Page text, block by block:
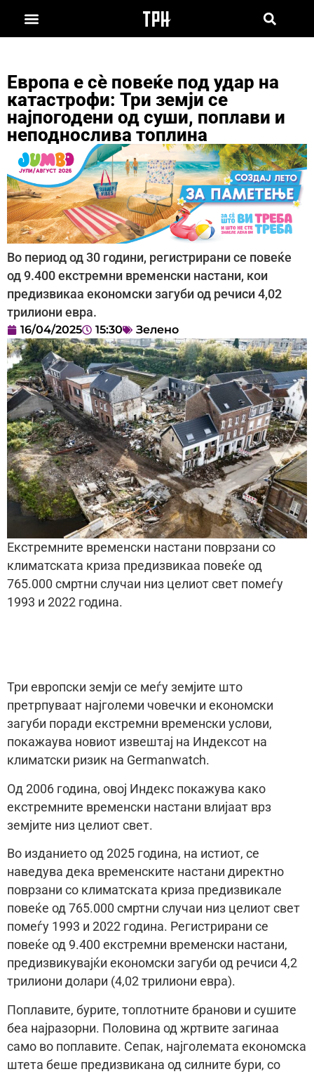
Европа е сè повеќе под удар на
катастрофи: Три земји се
најпогодени од суши, поплави и
неподнослива топлина
Во период од 30 години, регистрирани се повеќе
од 9.400 екстремни временски настани, кои
предизвикаа економски загуби од речиси 4,02
трилиони евра.
16/04/2025 15:30 Зелено
Екстремните временски настани поврзани со
климатската криза предизвикаа повеќе од
765.000 смртни случаи низ целиот свет помеѓу
1993 и 2022 година.
Три европски земји се меѓу земјите што
претрпуваат најголеми човечки и економски
загуби поради екстремни временски услови,
покажаува новиот извештај на Индексот на
климатски ризик на Germanwatch.
Од 2006 година, овој Индекс покажува како
екстремните временски настани влијаат врз
земјите низ целиот свет.
Во изданието од 2025 година, на истиот, се
наведува дека временските настани директно
поврзани со климатската криза предизвикале
повеќе од 765.000 смртни случаи низ целиот свет
помеѓу 1993 и 2022 година. Регистрирани се
повеќе од 9.400 екстремни временски настани,
предизвикувајќи економски загуби од речиси 4,2
трилиони долари (4,02 трилиони евра).
Поплавите, бурите, топлотните бранови и сушите
беа најразорни. Половина од жртвите загинаа
само во поплавите. Сепак, најголемата економска
штета беше предизвикана од силните бури, со